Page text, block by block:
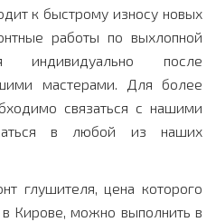
к быстрому износу новых
работы по выхлопной
индивидуально после
мастерами. Для более
связаться с нашими
в любой из наших
глушителя, цена которого
Кирове, можно выполнить в